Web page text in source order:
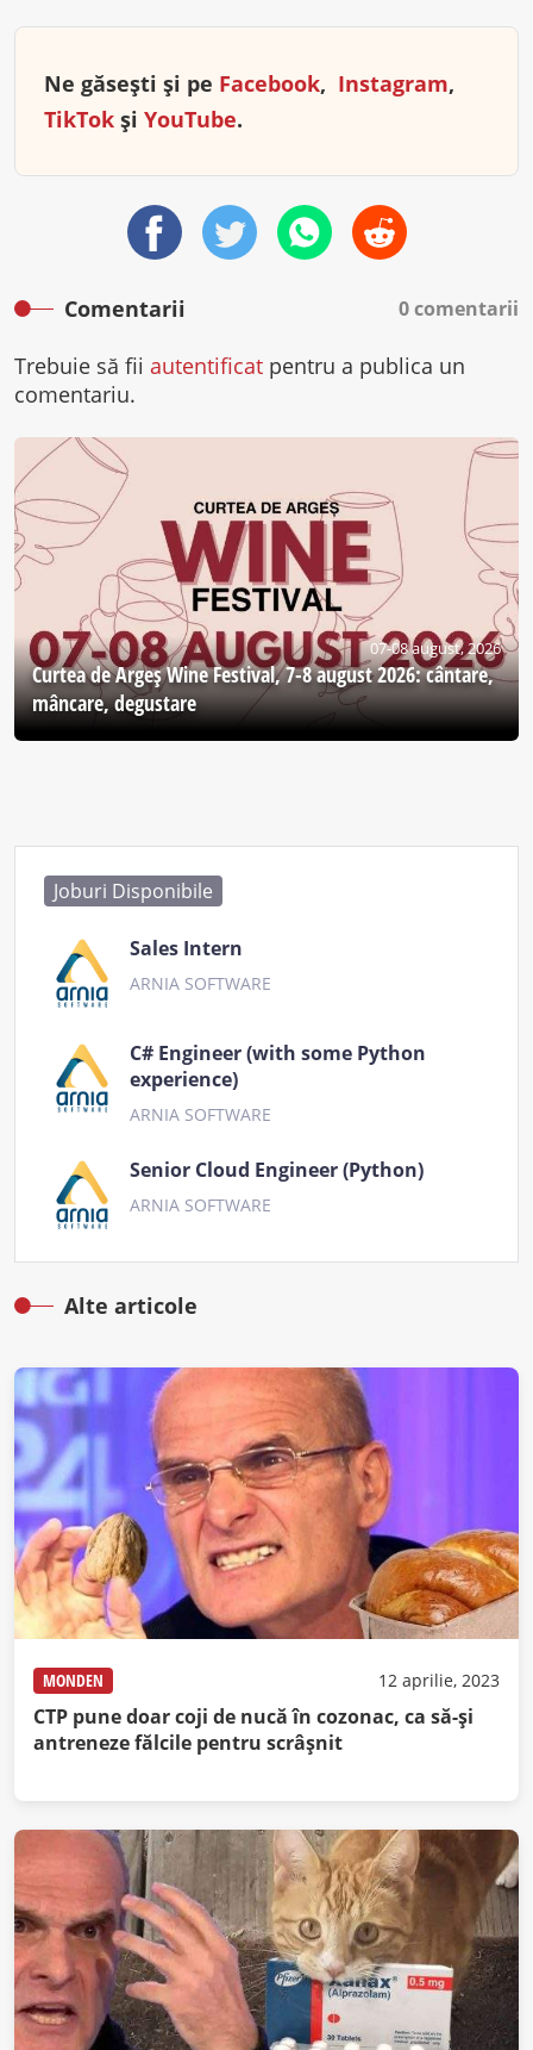
Ne găsești și pe Facebook, Instagram,
TikTok și YouTube.
Comentarii 0 comentarii
Trebuie să fii autentificat pentru a publica un
comentariu.
07-08 august, 2026
Curtea de Argeş Wine Festival, 7-8 august 2026: cântare,
mâncare, degustare
Joburi Disponibile
Sales Intern
ARNIA SOFTWARE
C# Engineer (with some Python
experience)
ARNIA SOFTWARE
Senior Cloud Engineer (Python)
ARNIA SOFTWARE
Alte articole
MONDEN 12 aprilie, 2023
CTP pune doar coji de nucă în cozonac, ca să-și
antreneze fălcile pentru scrâșnit